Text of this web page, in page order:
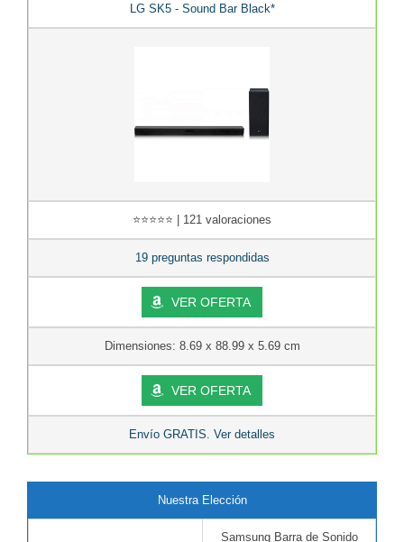
LG SK5 - Sound Bar Black*
⭐⭐⭐⭐⭐ | 121 valoraciones
19 preguntas respondidas
VER OFERTA
Dimensiones: 8.69 x 88.99 x 5.69 cm
VER OFERTA
Envío GRATIS. Ver detalles
Nuestra Elección
Samsung Barra de Sonido